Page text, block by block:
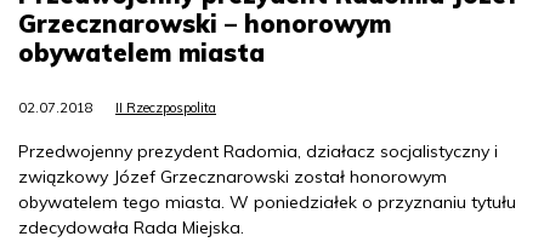
Grzecznarowski – honorowym
obywatelem miasta
02.07.2018 II Rzeczpospolita
Przedwojenny prezydent Radomia, działacz socjalistyczny i
związkowy Józef Grzecznarowski został honorowym
obywatelem tego miasta. W poniedziałek o przyznaniu tytułu
zdecydowała Rada Miejska.